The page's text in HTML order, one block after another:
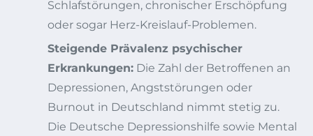
Schlafstörungen, chronischer Erschöpfung
oder sogar Herz-Kreislauf-Problemen.
Steigende Prävalenz psychischer
Erkrankungen: Die Zahl der Betroffenen an
Depressionen, Angststörungen oder
Burnout in Deutschland nimmt stetig zu.
Die Deutsche Depressionshilfe sowie Mental